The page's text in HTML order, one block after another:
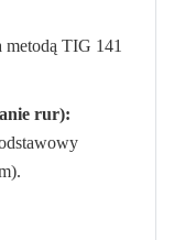
TIG 141
rur):